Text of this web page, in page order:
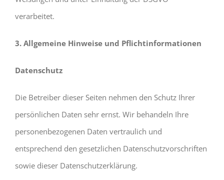
verarbeitet.
3. Allgemeine Hinweise und Pflichtinformationen
Datenschutz
Die Betreiber dieser Seiten nehmen den Schutz Ihrer
persönlichen Daten sehr ernst. Wir behandeln Ihre
personenbezogenen Daten vertraulich und
entsprechend den gesetzlichen Datenschutzvorschriften
sowie dieser Datenschutzerklärung.